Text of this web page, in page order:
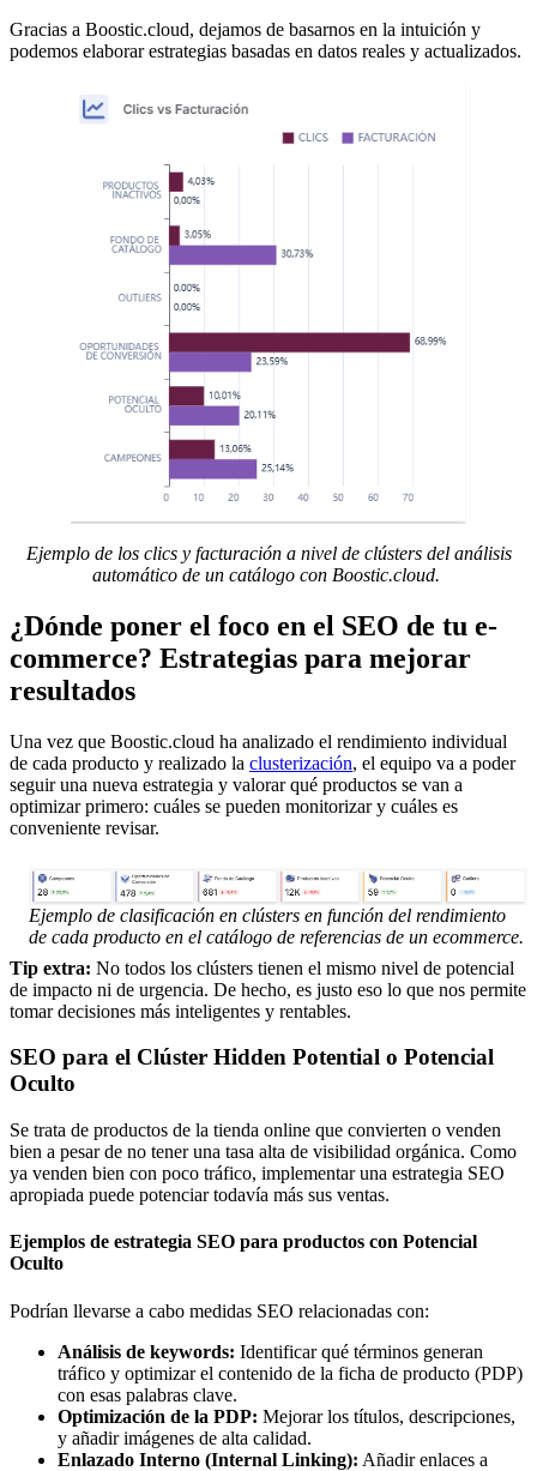
Gracias a Boostic.cloud, dejamos de basarnos en la intuición y
podemos elaborar estrategias basadas en datos reales y actualizados.
Ejemplo de los clics y facturación a nivel de clústers del análisis
automático de un catálogo con Boostic.cloud.
¿Dónde poner el foco en el SEO de tu e-
commerce? Estrategias para mejorar
resultados
Una vez que Boostic.cloud ha analizado el rendimiento individual
de cada producto y realizado la clusterización, el equipo va a poder
seguir una nueva estrategia y valorar qué productos se van a
optimizar primero: cuáles se pueden monitorizar y cuáles es
conveniente revisar.
Ejemplo de clasificación en clústers en función del rendimiento
de cada producto en el catálogo de referencias de un ecommerce.
Tip extra: No todos los clústers tienen el mismo nivel de potencial
de impacto ni de urgencia. De hecho, es justo eso lo que nos permite
tomar decisiones más inteligentes y rentables.
SEO para el Clúster Hidden Potential o Potencial
Oculto
Se trata de productos de la tienda online que convierten o venden
bien a pesar de no tener una tasa alta de visibilidad orgánica. Como
ya venden bien con poco tráfico, implementar una estrategia SEO
apropiada puede potenciar todavía más sus ventas.
Ejemplos de estrategia SEO para productos con Potencial
Oculto
Podrían llevarse a cabo medidas SEO relacionadas con:
Análisis de keywords: Identificar qué términos generan
tráfico y optimizar el contenido de la ficha de producto (PDP)
con esas palabras clave.
Optimización de la PDP: Mejorar los títulos, descripciones,
y añadir imágenes de alta calidad.
Enlazado Interno (Internal Linking): Añadir enlaces a